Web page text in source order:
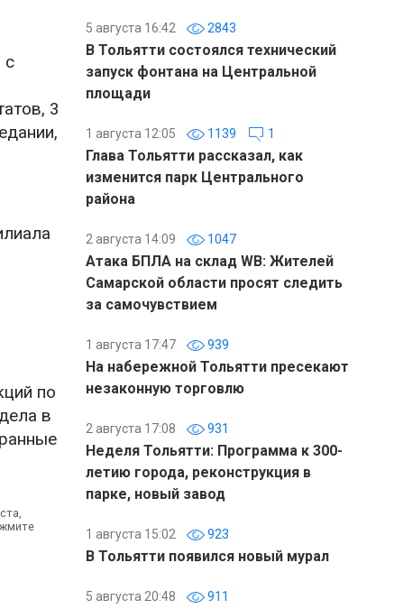
с
3
по
в
5 августа 16:42 2843
В Тольятти состоялся технический
запуск фонтана на Центральной
площади
1 августа 12:05 1139 1
Глава Тольятти рассказал, как
изменится парк Центрального
района
2 августа 14:09 1047
Атака БПЛА на склад WB: Жителей
Самарской области просят следить
за самочувствием
1 августа 17:47 939
На набережной Тольятти пресекают
незаконную торговлю
2 августа 17:08 931
Неделя Тольятти: Программа к 300-
летию города, реконструкция в
парке, новый завод
1 августа 15:02 923
В Тольятти появился новый мурал
5 августа 20:48 911